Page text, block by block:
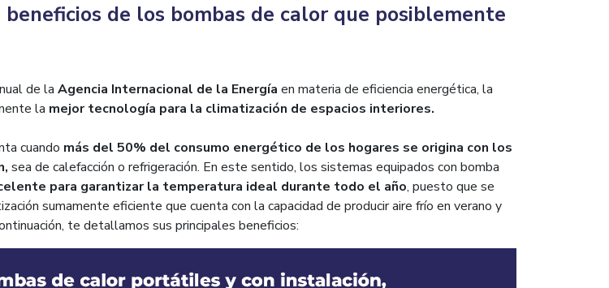
beneficios de los bombas de calor que posiblemente
de la Agencia Internacional de la Energía en materia de eficiencia energética, la
la mejor tecnología para la climatización de espacios interiores.
cuando más del 50% del consumo energético de los hogares se origina con los
sea de calefacción o refrigeración. En este sentido, los sistemas equipados con bomba
para garantizar la temperatura ideal durante todo el año, puesto que se
sumamente eficiente que cuenta con la capacidad de producir aire frío en verano y
te detallamos sus principales beneficios: